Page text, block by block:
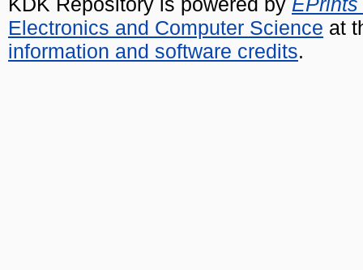
Electronics and Computer Science at
information and software credits.